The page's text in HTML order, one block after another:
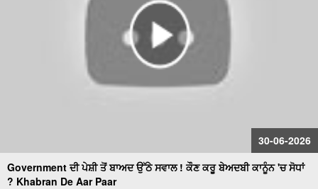
30-06-2026
Government ਦੀ ਪੇਸ਼ੀ ਤੋਂ ਬਾਅਦ ਉੱਠੇ ਸਵਾਲ ! ਕੌਣ ਕਰੂ ਬੇਅਦਬੀ ਕਾਨੂੰਨ 'ਚ ਸੋਧਾਂ
? Khabran De Aar Paar